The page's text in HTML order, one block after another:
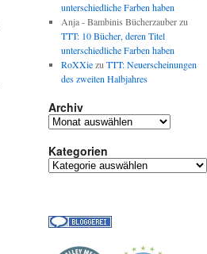
unterschiedliche Farben haben
Anja - Bambinis Bücherzauberzu
TTT: 10 Bücher, deren Titel
unterschiedliche Farben haben
RoXXiezu TTT: Neuerscheinungen
des zweiten Halbjahres
Archiv
Archiv
Kategorien
Kategorien